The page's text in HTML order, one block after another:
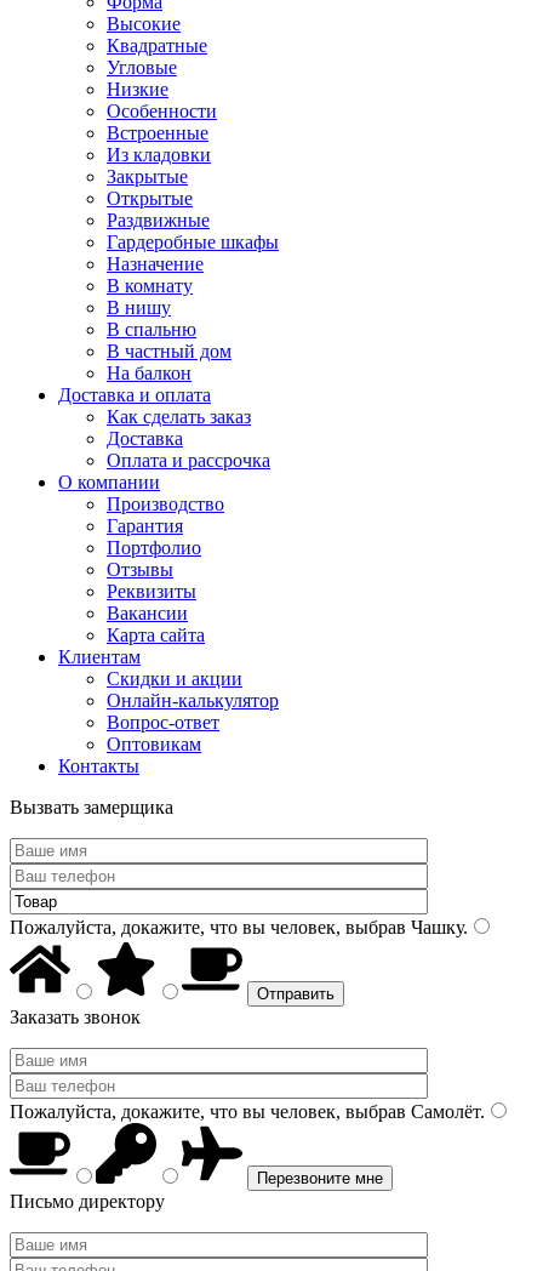
Высокие
Квадратные
Угловые
Низкие
Особенности
Встроенные
Из кладовки
Закрытые
Открытые
Раздвижные
Гардеробные шкафы
Назначение
В комнату
В нишу
В спальню
В частный дом
На балкон
Доставка и оплата
Как сделать заказ
Доставка
Оплата и рассрочка
О компании
Производство
Гарантия
Портфолио
Отзывы
Реквизиты
Вакансии
Карта сайта
Клиентам
Скидки и акции
Онлайн-калькулятор
Вопрос-ответ
Оптовикам
Контакты
Вызвать замерщика
Пожалуйста, докажите, что вы человек, выбрав Чашку.
Заказать звонок
Пожалуйста, докажите, что вы человек, выбрав Самолёт.
Письмо директору